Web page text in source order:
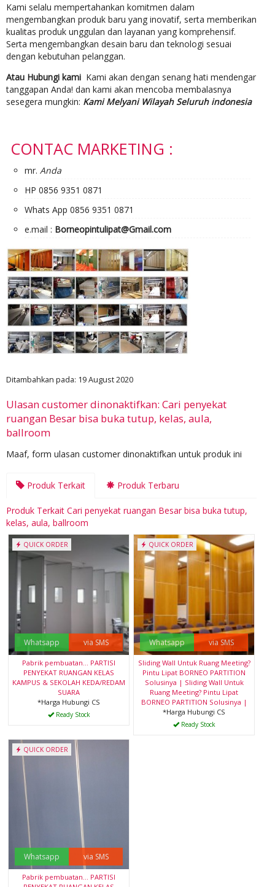
Kami selalu mempertahankan komitmen dalam
mengembangkan produk baru yang inovatif, serta memberikan
kualitas produk unggulan dan layanan yang komprehensif.
Serta mengembangkan desain baru dan teknologi sesuai
dengan kebutuhan pelanggan.
Atau Hubungi kami Kami akan dengan senang hati mendengar
tanggapan Anda! dan kami akan mencoba membalasnya
sesegera mungkin: Kami Melyani Wilayah Seluruh indonesia
CONTAC MARKETING :
mr. Anda
HP 0856 9351 0871
Whats App 0856 9351 0871
e.mail : Borneopintulipat@Gmail.com
Ditambahkan pada: 19 August 2020
Ulasan customer dinonaktifkan: Cari penyekat
ruangan Besar bisa buka tutup, kelas, aula,
ballroom
Maaf, form ulasan customer dinonaktifkan untuk produk ini
Produk Terkait Produk Terbaru
Produk Terkait Cari penyekat ruangan Besar bisa buka tutup,
kelas, aula, ballroom
QUICK ORDER
Whatsapp via SMS
Pabrik pembuatan… PARTISI
PENYEKAT RUANGAN KELAS
KAMPUS & SEKOLAH KEDA/REDAM
SUARA
*Harga Hubungi CS
Ready Stock
QUICK ORDER
Whatsapp via SMS
Sliding Wall Untuk Ruang Meeting?
Pintu Lipat BORNEO PARTITION
Solusinya | Sliding Wall Untuk
Ruang Meeting? Pintu Lipat
BORNEO PARTITION Solusinya |
*Harga Hubungi CS
Ready Stock
QUICK ORDER
Whatsapp via SMS
Pabrik pembuatan… PARTISI